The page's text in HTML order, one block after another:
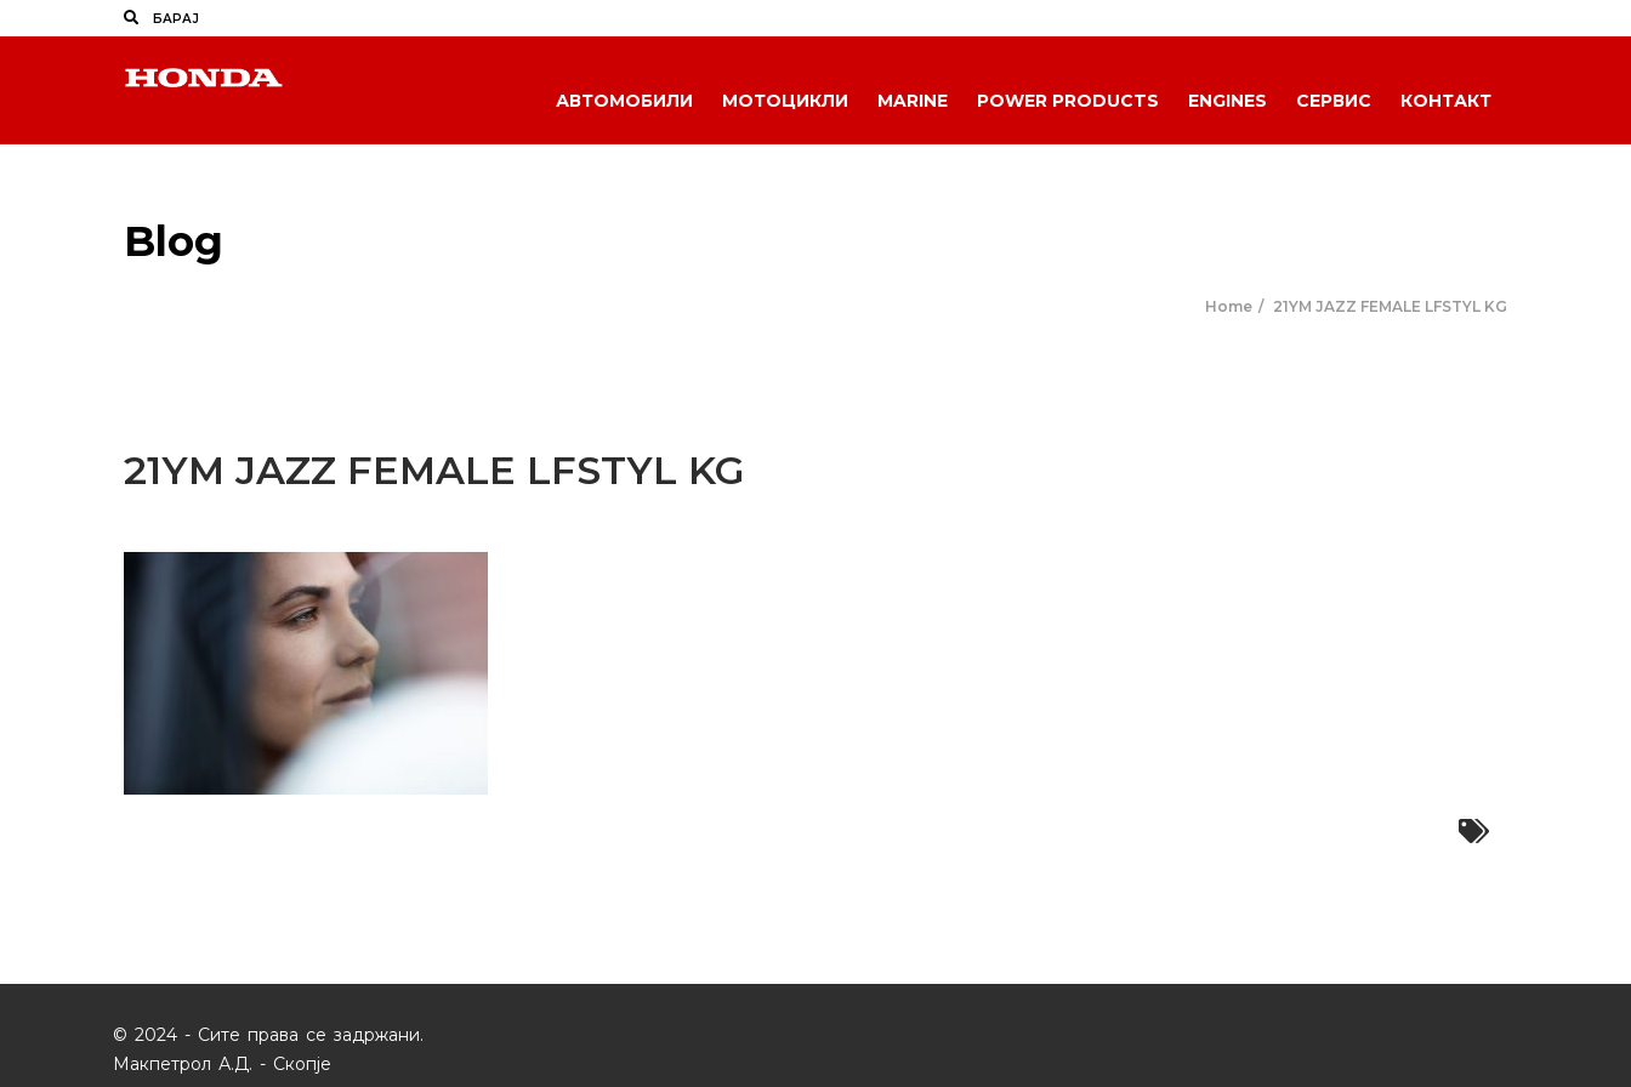
АВТОМОБИЛИ МОТОЦИКЛИ MARINE POWER PRODUCTS ENGINES СЕРВИС КОНТАКТ
Blog
Home 21YM JAZZ FEMALE LFSTYL KG
21YM JAZZ FEMALE LFSTYL KG
© 2024 - Сите права се задржани.
Макпетрол А.Д. - Скопје